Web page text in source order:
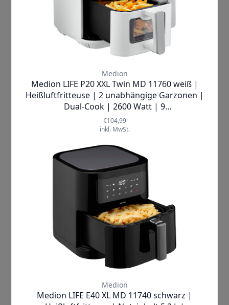
Großer Nutzinhalt von 6,8 Litern
Ideal für Familien oder Dinnerpartys!
Bereiten Sie mühelos große Mengen an
Pommes, Geflügel, Gemüse und mehr
zu. Der großzügige Korb bietet genug
Platz, um köstliche Gerichte für
mehrere Personen auf einmal
zuzubereiten.
Der herausnehmbare Korb ist mit einer
Antihaftbeschichtung versehen, die das
Anhaften von Lebensmitteln verhindert
und die Reinigung zum Kinderspiel